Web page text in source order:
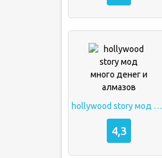
hollywood story мод много денег и алмазов
4,3